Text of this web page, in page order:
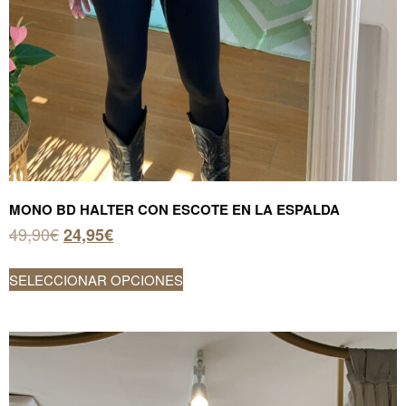
MONO BD HALTER CON ESCOTE EN LA ESPALDA
49,90€El
original
24,95€El
actual
SELECCIONAR OPCIONES
Este
producto
múltiples
variantes.
Las
opciones